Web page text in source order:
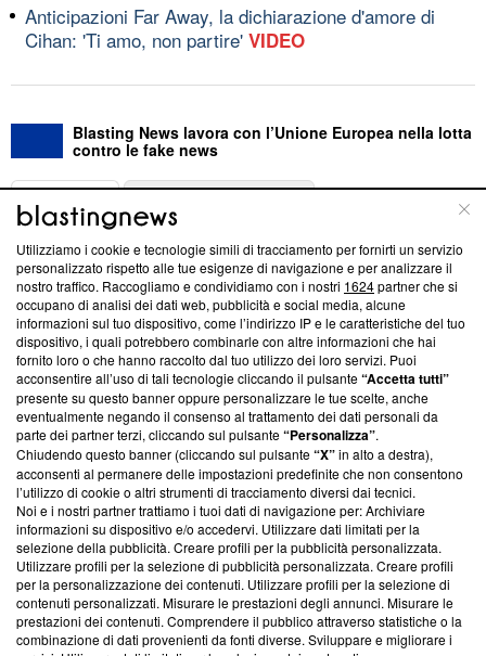
Anticipazioni Far Away, la dichiarazione d'amore di
Cihan: 'Ti amo, non partire' VIDEO
Blasting News lavora con l’Unione Europea nella lotta
contro le fake news
ABOUT
Questa sezione offre informazioni trasparenti su Blasting
News, sui nostri processi editoriali e su come ci impegniamo a
creare news di qualità. Inoltre, afferma la nostra aderenza a
‘Trust Project - News with Integrity’Blasting News non è
ancora membro del programma, ma ha richiesto di farne
parte; Trust Project non ha ancora effettuato una verifica di
conformità agli standard.
Su di noi
Team editoriale
Corporate
Redazione
Informativa Privacy
Cookie Policy
Utilizziamo i cookie e tecnologie simili di tracciamento per fornirti un servizio
personalizzato rispetto alle tue esigenze di navigazione e per analizzare il
nostro traffico. Raccogliamo e condividiamo con i nostri 1624partner che si
occupano di analisi dei dati web, pubblicità e social media, alcune
informazioni sul tuo dispositivo, come l’indirizzo IP e le caratteristiche del tuo
dispositivo, i quali potrebbero combinarle con altre informazioni che hai
fornito loro o che hanno raccolto dal tuo utilizzo dei loro servizi. Puoi
acconsentire all’uso di tali tecnologie cliccando il pulsante“Accetta tutti”
presente su questo banner oppure personalizzare le tue scelte, anche
eventualmente negando il consenso al trattamento dei dati personali da
parte dei partner terzi, cliccando sul pulsante“Personalizza”.
Chiudendo questo banner (cliccando sul pulsante“X”in alto a destra),
acconsenti al permanere delle impostazioni predefinite che non consentono
l’utilizzo di cookie o altri strumenti di tracciamento diversi dai tecnici.
Noi e i nostri partner trattiamo i tuoi dati di navigazione per: Archiviare
informazioni su dispositivo e/o accedervi. Utilizzare dati limitati per la
selezione della pubblicità. Creare profili per la pubblicità personalizzata.
Utilizzare profili per la selezione di pubblicità personalizzata. Creare profili
per la personalizzazione dei contenuti. Utilizzare profili per la selezione di
contenuti personalizzati. Misurare le prestazioni degli annunci. Misurare le
prestazioni dei contenuti. Comprendere il pubblico attraverso statistiche o la
combinazione di dati provenienti da fonti diverse. Sviluppare e migliorare i